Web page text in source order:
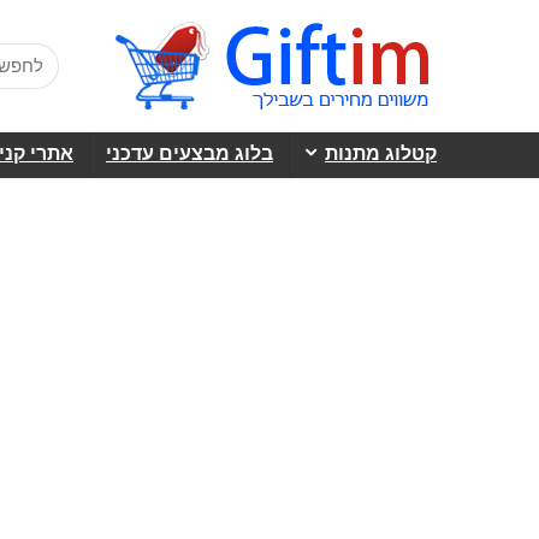
קטלוג מתנות בלוג מבצעים עדכני אתרי